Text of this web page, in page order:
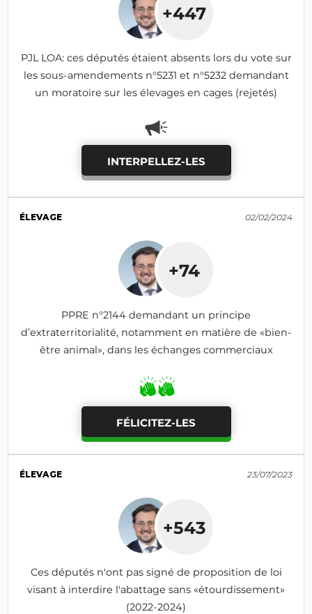
+447
PJL LOA: ces députés étaient absents lors du vote sur
les sous-amendements n°5231 et n°5232 demandant
un moratoire sur les élevages en cages (rejetés)
INTERPELLEZ-LES
ÉLEVAGE 02/02/2024
+74
PPRE n°2144 demandant un principe
d’extraterritorialité, notamment en matière de «bien-
être animal», dans les échanges commerciaux
FÉLICITEZ-LES
ÉLEVAGE 23/07/2023
+543
Ces députés n'ont pas signé de proposition de loi
visant à interdire l'abattage sans «étourdissement»
(2022-2024)